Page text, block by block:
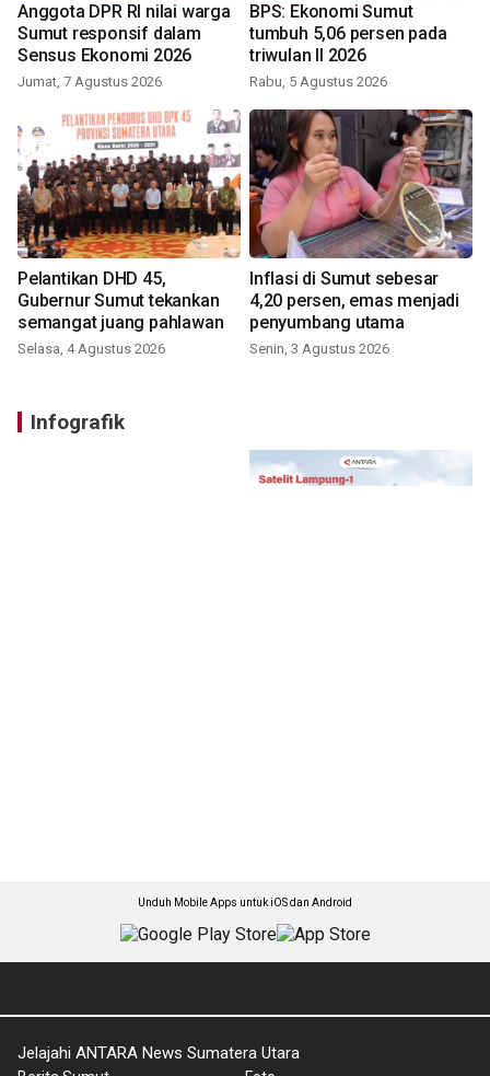
Anggota DPR RI nilai warga
Sumut responsif dalam
Sensus Ekonomi 2026
Jumat, 7 Agustus 2026
BPS: Ekonomi Sumut
tumbuh 5,06 persen pada
triwulan II 2026
Rabu, 5 Agustus 2026
Pelantikan DHD 45,
Gubernur Sumut tekankan
semangat juang pahlawan
Selasa, 4 Agustus 2026
Inflasi di Sumut sebesar
4,20 persen, emas menjadi
penyumbang utama
Senin, 3 Agustus 2026
Infografik
Unduh Mobile Apps untuk iOS dan Android
Jelajahi ANTARA News Sumatera Utara